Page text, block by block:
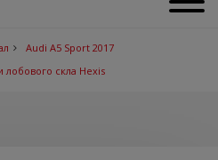
Audi A5 Sport 2017
лобового скла Hexis